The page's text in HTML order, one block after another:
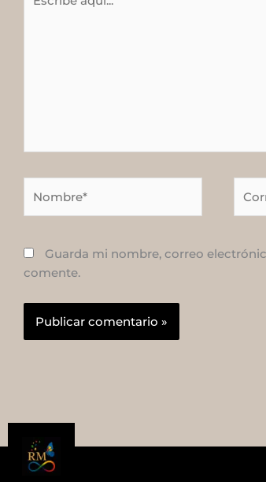
aquí...
Guarda mi nombre, correo
comente.